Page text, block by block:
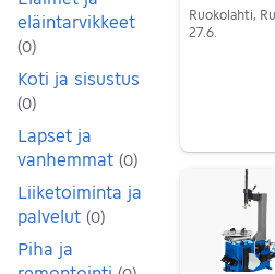
eläintarvikkeet
(0)
Koti ja sisustus
(0)
Lapset ja
vanhemmat (0)
Liiketoiminta ja
palvelut (0)
Piha ja
vahvistin JVC
KS-EA400
27.6.